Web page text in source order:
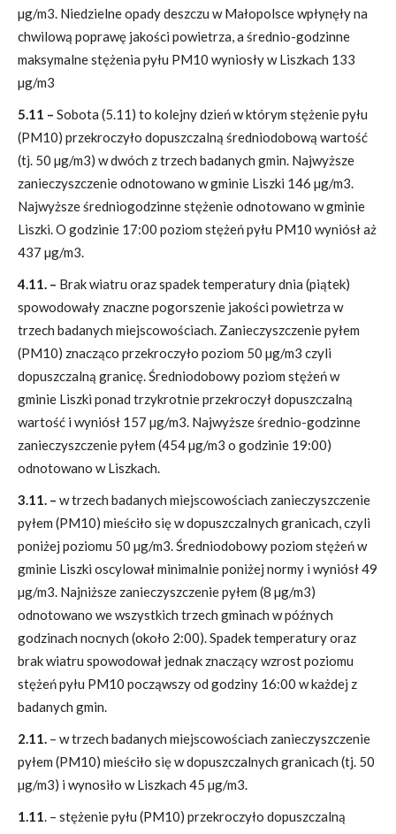
µg/m3. Niedzielne opady deszczu w Małopolsce wpłynęły na
chwilową poprawę jakości powietrza, a średnio-godzinne
maksymalne stężenia pyłu PM10 wyniosły w Liszkach 133
µg/m3
5.11 – Sobota (5.11) to kolejny dzień w którym stężenie pyłu
(PM10) przekroczyło dopuszczalną średniodobową wartość
(tj. 50 µg/m3) w dwóch z trzech badanych gmin. Najwyższe
zanieczyszczenie odnotowano w gminie Liszki 146 µg/m3.
Najwyższe średniogodzinne stężenie odnotowano w gminie
Liszki. O godzinie 17:00 poziom stężeń pyłu PM10 wyniósł aż
437 µg/m3.
4.11. – Brak wiatru oraz spadek temperatury dnia (piątek)
spowodowały znaczne pogorszenie jakości powietrza w
trzech badanych miejscowościach. Zanieczyszczenie pyłem
(PM10) znacząco przekroczyło poziom 50 µg/m3 czyli
dopuszczalną granicę. Średniodobowy poziom stężeń w
gminie Liszki ponad trzykrotnie przekroczył dopuszczalną
wartość i wyniósł 157 µg/m3. Najwyższe średnio-godzinne
zanieczyszczenie pyłem (454 µg/m3 o godzinie 19:00)
odnotowano w Liszkach.
3.11. – w trzech badanych miejscowościach zanieczyszczenie
pyłem (PM10) mieściło się w dopuszczalnych granicach, czyli
poniżej poziomu 50 µg/m3. Średniodobowy poziom stężeń w
gminie Liszki oscylował minimalnie poniżej normy i wyniósł 49
µg/m3. Najniższe zanieczyszczenie pyłem (8 µg/m3)
odnotowano we wszystkich trzech gminach w późnych
godzinach nocnych (około 2:00). Spadek temperatury oraz
brak wiatru spowodował jednak znaczący wzrost poziomu
stężeń pyłu PM10 począwszy od godziny 16:00 w każdej z
badanych gmin.
2.11. – w trzech badanych miejscowościach zanieczyszczenie
pyłem (PM10) mieściło się w dopuszczalnych granicach (tj. 50
µg/m3) i wynosiło w Liszkach 45 µg/m3.
1.11. – stężenie pyłu (PM10) przekroczyło dopuszczalną